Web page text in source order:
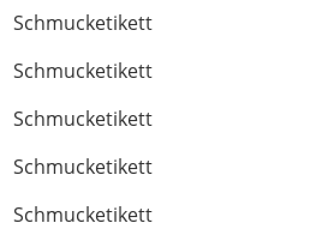
Schmucketikett
Schmucketikett
Schmucketikett
Schmucketikett
Schmucketikett